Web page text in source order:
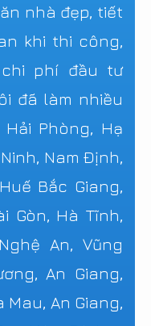
nhà đẹp, tiết
khi thi công,
phí đầu tư
đã làm nhiều
Phòng, Hạ
Nam Định,
Bắc Giang,
Gòn, Hà Tĩnh,
An, Vũng
An Giang,
Mau, An Giang,